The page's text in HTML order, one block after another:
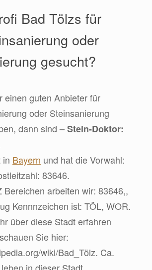
Bad Tölzs für
oder
gesucht?
einen guten Anbieter für
oder Steinsanierung
dann sind– Stein-Doktor:
in Bayern und hat die Vorwahl:
83646.
Bereichen arbeiten wir: 83646,,
Kennnzeichen ist: TÖL, WOR.
über diese Stadt erfahren
Sie hier:
wiki/Bad_Tölz. Ca.